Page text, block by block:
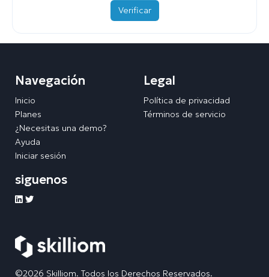
Verificar
©2026 Skilliom. Todos los Derechos Reservados.
Navegación
Inicio
Planes
¿Necesitas una demo?
Ayuda
Iniciar sesión
Legal
Política de privacidad
Términos de servicio
siguenos